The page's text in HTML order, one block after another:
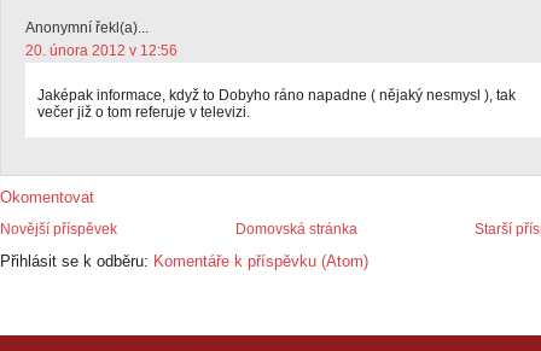
Anonymní řekl(a)...
20. února 2012 v 12:56
Jaképak informace, když to Dobyho ráno napadne ( nějaký nesmysl ), tak
večer již o tom referuje v televizi.
Okomentovat
Novější příspěvek Starší
Domovská stránka
Přihlásit se k odběru: Komentáře k příspěvku (Atom)